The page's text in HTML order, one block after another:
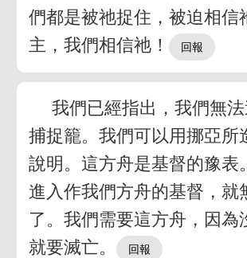
們都是被祂捉住，被迫相信
主，我們相信祂！
我們已經指出，我們無
捕捉籠。我們可以用挪亞所
說明。這方舟是基督的豫表
進入作我們方舟的基督，就
了。我們需要這方舟，因為
就要滅亡。